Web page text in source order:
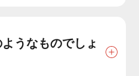
うなものでしょ